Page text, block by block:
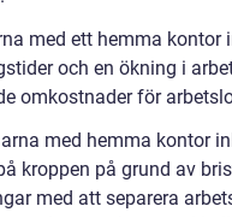
med ett hemma
och en ökning i
omkostnader för
med hemma kontor
kroppen på grund av
med att separera